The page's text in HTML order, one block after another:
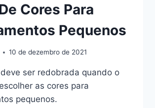
Cores Para
Pequenos
10 de dezembro de 2021
ser redobrada quando o
as cores para
pequenos.